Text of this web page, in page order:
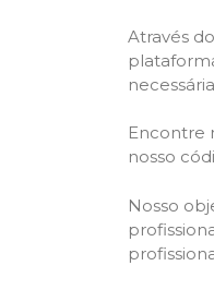
Através
Encontre
nosso
Nosso